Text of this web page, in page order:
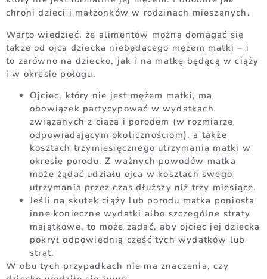
chroni dzieci i małżonków w rodzinach mieszanych.
Warto wiedzieć, że alimentów można domagać się
także od ojca dziecka niebędącego mężem matki – i
to zarówno na dziecko, jak i na matkę będącą w ciąży
i w okresie połogu.
Ojciec, który nie jest mężem matki, ma
obowiązek partycypować w wydatkach
związanych z ciążą i porodem (w rozmiarze
odpowiadającym okolicznościom), a także
kosztach trzymiesięcznego utrzymania matki w
okresie porodu. Z ważnych powodów matka
może żądać udziału ojca w kosztach swego
utrzymania przez czas dłuższy niż trzy miesiące.
Jeśli na skutek ciąży lub porodu matka poniosła
inne konieczne wydatki albo szczególne straty
majątkowe, to może żądać, aby ojciec jej dziecka
pokrył odpowiednią część tych wydatków lub
strat.
W obu tych przypadkach nie ma znaczenia, czy